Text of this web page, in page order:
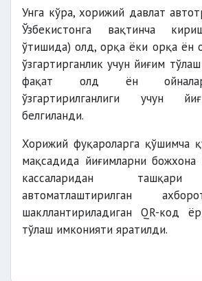
Унга кўра, хорижий давлат
Ўзбекистонга вақтинча
ўтишида) олд, орқа ёки орқа ён
ўзгартирганлик учун йиғим
фақат олд ён
ўзгартирилганлиги учун
белгиланди.
Хорижий фуқароларга қўшимча
мақсадида йиғимларни божхона
кассаларидан ташқари
автоматлаштирилган
шакллантириладиган QR-код
тўлаш имконияти яратилди.